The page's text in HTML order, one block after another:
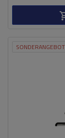
SONDERANGEBOT